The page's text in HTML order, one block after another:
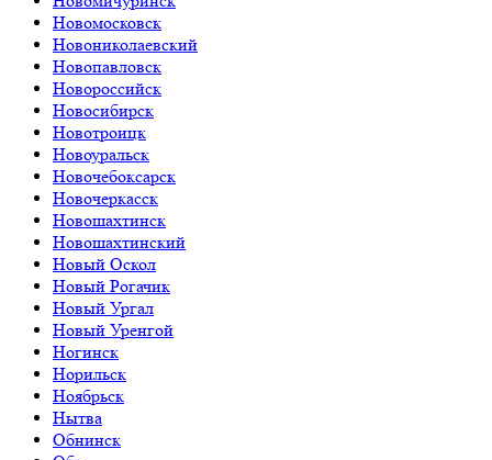
Новомосковск
Новониколаевский
Новопавловск
Новороссийск
Новосибирск
Новотроицк
Новоуральск
Новочебоксарск
Новочеркасск
Новошахтинск
Новошахтинский
Новый Оскол
Новый Рогачик
Новый Ургал
Новый Уренгой
Ногинск
Норильск
Ноябрьск
Нытва
Обнинск